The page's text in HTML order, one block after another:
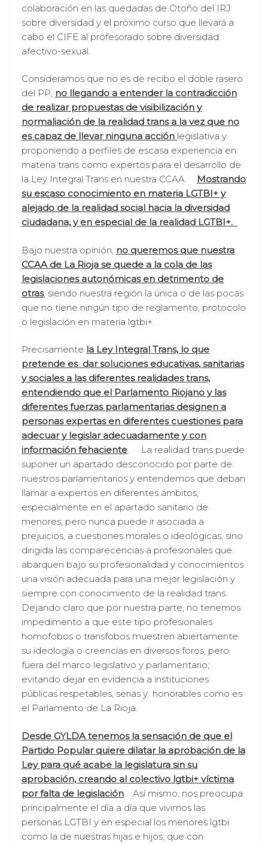
colaboración en las quedadas de Otoño del IRJ
sobre diversidad y el próximo curso que llevará a
cabo el CIFE al profesorado sobre diversidad
afectivo-sexual.
Consideramos que no es de recibo el doble rasero
del PP, no llegando a entender la contradicción
de realizar propuestas de visibilización y
normaliación de la realidad trans a la vez que no
es capaz de llevar ninguna acción legislativa y
proponiendo a perfiles de escasa experiencia en
materia trans como expertos para el desarrollo de
la Ley Integral Trans en nuestra CCAA.
Mostrando
su escaso conocimiento en materia LGTBI+ y
alejado de la realidad social hacia la diversidad
ciudadana, y en especial de la realidad LGTBI+.
Bajo nuestra opinión, no queremos que nuestra
CCAA de La Rioja se quede a la cola de las
legislaciones autonómicas en detrimento de
otras, siendo nuestra región la única o de las pocas
que no tiene ningún tipo de reglamento, protocolo
o legislación en materia lgtbi+.
Precisamente la Ley Integral Trans, lo que
pretende es dar soluciones educativas, sanitarias
y sociales a las diferentes realidades trans,
entendiendo que el Parlamento Riojano y las
diferentes fuerzas parlamentarias designen a
personas expertas en diferentes cuestiones para
adecuar y legislar adecuadamente y con
información fehaciente. La realidad trans puede
suponer un apartado desconocido por parte de
nuestros parlamentarios y entendemos que deban
llamar a expertos en diferentes ámbitos,
especialmente en el apartado sanitario de
menores; pero nunca puede ir asociada a
prejuicios, a cuestiones morales o ideológicas, sino
dirigida las comparecencias a profesionales que
abarquen bajo su profesionalidad y conocimientos
una visión adecuada para una mejor legislación y
siempre con conocimiento de la realidad trans.
Dejando claro que por nuestra parte, no tenemos
impedimento a que este tipo profesionales
homofobos o transfobos muestren abiertamente
su ideología o creencias en diversos foros, pero
fuera del marco legislativo y parlamentario;
evitando dejar en evidencia a instituciones
públicas respetables, serias y honorables como es
el Parlamento de La Rioja.
Desde GYLDA tenemos la sensación de que el
Partido Popular quiere dilatar la aprobación de la
Ley para qué acabe la legislatura sin su
aprobación, creando al colectivo lgtbi+ víctima
por falta de legislación . Así mismo, nos preocupa
principalmente el día a día que vivimos las
personas LGTBI y en especial los menores lgtbi
como la de nuestras hijas e hijos, que con